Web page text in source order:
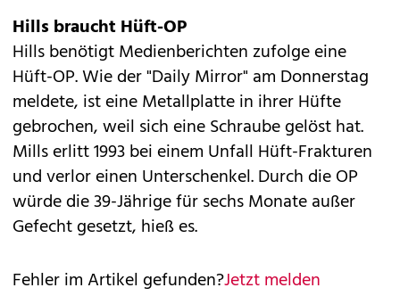
Hills braucht Hüft-OP
Hills benötigt Medienberichten zufolge eine
Hüft-OP. Wie der "Daily Mirror" am Donnerstag
meldete, ist eine Metallplatte in ihrer Hüfte
gebrochen, weil sich eine Schraube gelöst hat.
Mills erlitt 1993 bei einem Unfall Hüft-Frakturen
und verlor einen Unterschenkel. Durch die OP
würde die 39-Jährige für sechs Monate außer
Gefecht gesetzt, hieß es.
Fehler im Artikel gefunden?Jetzt melden